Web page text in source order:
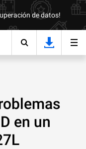
de datos!
en un